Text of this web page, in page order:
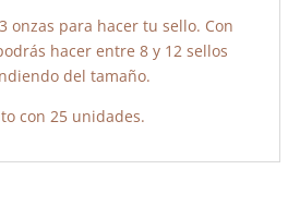
onzas para hacer tu sello. Con
hacer entre 8 y 12 sellos
del tamaño.
con 25 unidades.